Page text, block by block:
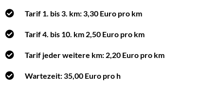
Tarif 1. bis 3. km: 3,30 Euro pro km
Tarif 4. bis 10. km 2,50 Euro pro km
Tarif jeder weitere km: 2,20 Euro pro km
Wartezeit: 35,00 Euro pro h